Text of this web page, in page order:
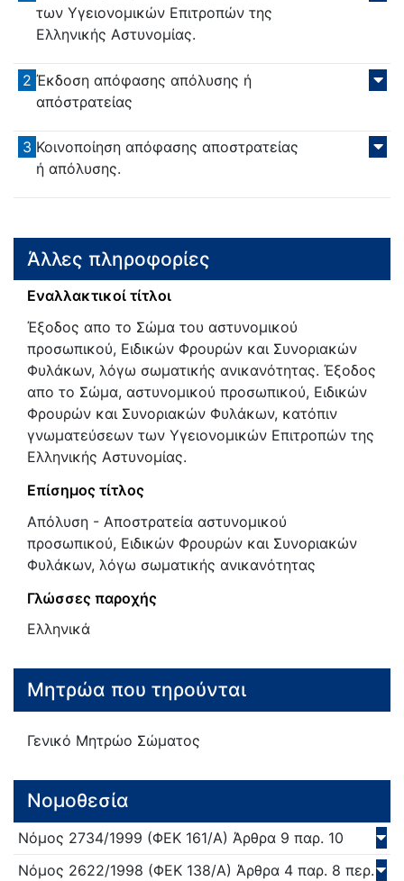
των Υγειονομικών Επιτροπών της
Ελληνικής Αστυνομίας.
2 Έκδοση απόφασης απόλυσης ή
απόστρατείας
3 Κοινοποίηση απόφασης αποστρατείας
ή απόλυσης.
Άλλες πληροφορίες
Εναλλακτικοί τίτλοι
Έξοδος απο το Σώμα του αστυνομικού
προσωπικού, Ειδικών Φρουρών και Συνοριακών
Φυλάκων, λόγω σωματικής ανικανότητας. Έξοδος
απο το Σώμα, αστυνομικού προσωπικού, Ειδικών
Φρουρών και Συνοριακών Φυλάκων, κατόπιν
γνωματεύσεων των Υγειονομικών Επιτροπών της
Ελληνικής Αστυνομίας.
Επίσημος τίτλος
Απόλυση - Αποστρατεία αστυνομικού
προσωπικού, Ειδικών Φρουρών και Συνοριακών
Φυλάκων, λόγω σωματικής ανικανότητας
Γλώσσες παροχής
Ελληνικά
Μητρώα που τηρούνται
Γενικό Μητρώο Σώματος
Νομοθεσία
Νόμος 2734/1999 (ΦΕΚ 161/Α) Άρθρα 9 παρ. 10
Νόμος 2622/1998 (ΦΕΚ 138/Α) Άρθρα 4 παρ. 8 περ.